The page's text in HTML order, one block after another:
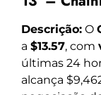
Descrição: O
a $13.57, com
últimas 24
alcança